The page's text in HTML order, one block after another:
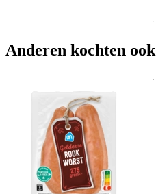
Anderen kochten ook